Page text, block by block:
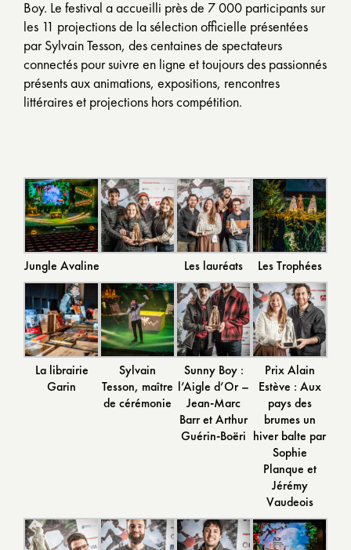
Boy. Le festival a accueilli près de 7 000 participants sur
les 11 projections de la sélection officielle présentées
par Sylvain Tesson, des centaines de spectateurs
connectés pour suivre en ligne et toujours des passionnés
présents aux animations, expositions, rencontres
littéraires et projections hors compétition.
Jungle Avaline Les lauréats Les Trophées
La librairie
Garin
Sylvain
Tesson, maître
de cérémonie
Sunny Boy :
l’Aigle d’Or –
Jean-Marc
Barr et Arthur
Guérin-Boëri
Prix Alain
Estève : Aux
pays des
brumes un
hiver balte par
Sophie
Planque et
Jérémy
Vaudeois